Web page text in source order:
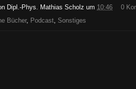
Dipl.-Phys. Mathias Scholz um 10:46
0
Bücher, Podcast Sonstiges